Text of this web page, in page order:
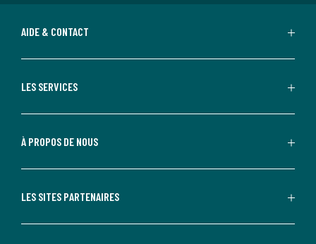
AIDE & CONTACT
LES SERVICES
À PROPOS DE NOUS
LES SITES PARTENAIRES